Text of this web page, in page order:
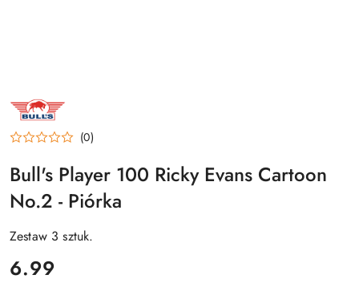
NAZWA
PRODUCENTA:
BULL'S
NL (0)
Bull's Player 100 Ricky Evans Cartoon
No.2 - Piórka
Zestaw 3 sztuk.
cena:
6.99